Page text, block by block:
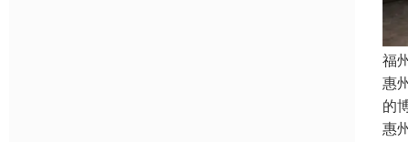
福
惠
的
惠